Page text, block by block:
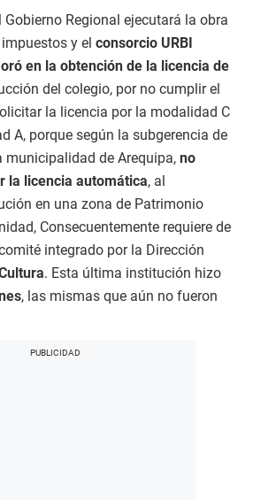
Gobierno Regional ejecutará la obra
y el consorcio URBI
en la obtención de la licencia de
del colegio, por no cumplir el
la licencia por la modalidad C
A, porque según la subgerencia de
municipalidad de Arequipa, no
la licencia automática, al
en una zona de Patrimonio
Consecuentemente requiere de
integrado por la Dirección
. Esta última institución hizo
, las mismas que aún no fueron